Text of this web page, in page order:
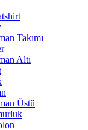
Takımı
Altı
Üstü